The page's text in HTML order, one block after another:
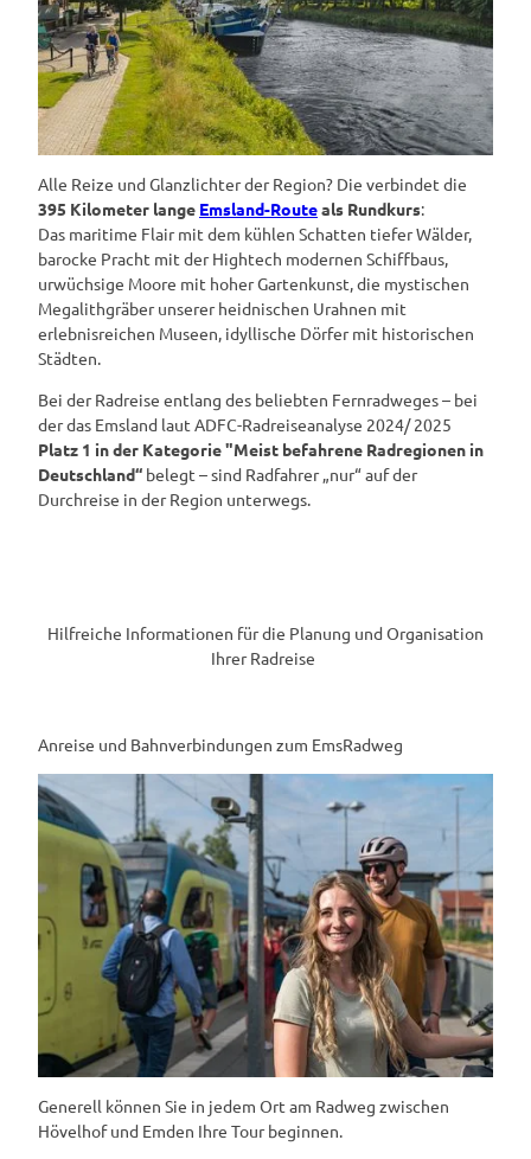
Alle Reize und Glanzlichter der Region? Die verbindet die
395 Kilometer lange Emsland-Routeals Rundkurs:
Das maritime Flair mit dem kühlen Schatten tiefer Wälder,
barocke Pracht mit der Hightech modernen Schiffbaus,
urwüchsige Moore mit hoher Gartenkunst, die mystischen
Megalithgräber unserer heidnischen Urahnen mit
erlebnisreichen Museen, idyllische Dörfer mit historischen
Städten.
Bei der Radreise entlang des beliebten Fernradweges – bei
der das Emsland laut ADFC-Radreiseanalyse 2024/ 2025
Platz 1 in der Kategorie "Meist befahrene Radregionen in
Deutschland“ belegt – sind Radfahrer „nur“ auf der
Durchreise in der Region unterwegs.
Hilfreiche Informationen für die Planung und Organisation
Ihrer Radreise
Anreise und Bahnverbindungen zum EmsRadweg
Generell können Sie in jedem Ort am Radweg zwischen
Hövelhof und Emden Ihre Tour beginnen.